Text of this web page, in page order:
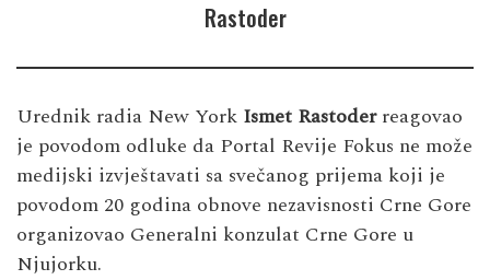
Rastoder
Urednik radia New York Ismet Rastoderreagovao
je povodom odluke da Portal Revije Fokus ne može
medijski izvještavati sa svečanog prijema koji je
povodom 20 godina obnove nezavisnosti Crne Gore
organizovao Generalni konzulat Crne Gore u
Njujorku.